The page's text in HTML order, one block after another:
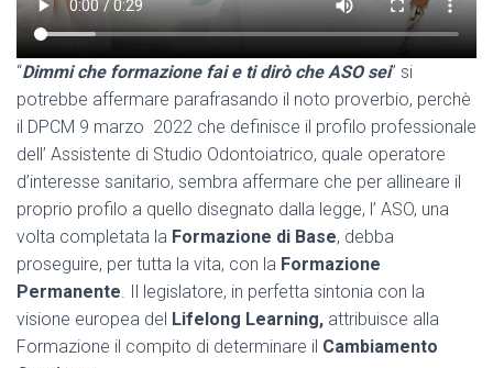
“Dimmi che formazione fai e ti dirò che ASO sei” si
potrebbe affermare parafrasando il noto proverbio, perchè
il DPCM 9 marzo 2022 che definisce il profilo professionale
dell’ Assistente di Studio Odontoiatrico, quale operatore
d’interesse sanitario, sembra affermare che per allineare il
proprio profilo a quello disegnato dalla legge, l’ ASO, una
volta completata la Formazione di Base, debba
proseguire, per tutta la vita, con la Formazione
Permanente. Il legislatore, in perfetta sintonia con la
visione europea del Lifelong Learning, attribuisce alla
Formazione il compito di determinare il Cambiamento